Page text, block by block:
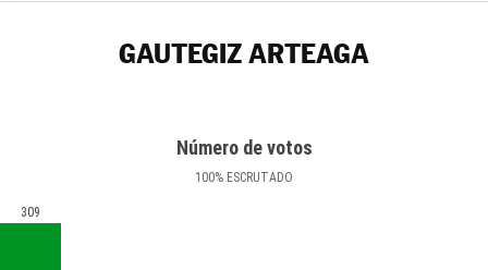
GAUTEGIZ ARTEAGA
Número de votos
100% ESCRUTADO
309